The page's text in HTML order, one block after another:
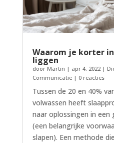
Waarom je korter
liggen
door Martin | apr 4, 2022|
Communicatie| 0 reacties
Tussen de 20 en 40%
volwassen heeft
naar oplossingen in een
(een belangrijke
slapen). Een methode